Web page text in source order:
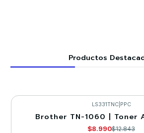
Productos
-30%
LS331TNC| PPC
Brother TN-1060 | Toner
$8.990$12.843